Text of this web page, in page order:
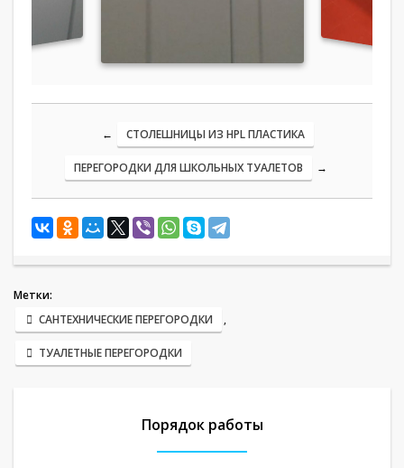
← СТОЛЕШНИЦЫ ИЗ HPL ПЛАСТИКА
ПЕРЕГОРОДКИ ДЛЯ ШКОЛЬНЫХ ТУАЛЕТОВ →
Метки:
САНТЕХНИЧЕСКИЕ ПЕРЕГОРОДКИ
,
ТУАЛЕТНЫЕ ПЕРЕГОРОДКИ
Порядок работы